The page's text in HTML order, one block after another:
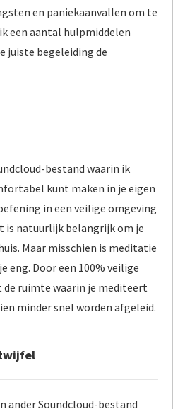
en paniekaanvallen om te
een aantal hulpmiddelen
juiste begeleiding de
bestand waarin ik
kunt maken in je eigen
in een veilige omgeving
is natuurlijk belangrijk om je
Maar misschien is meditatie
eng. Door een 100% veilige
ruimte waarin je mediteert
minder snel worden afgeleid.
ander Soundcloud-bestand